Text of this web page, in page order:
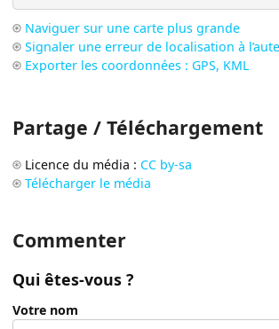
Naviguer sur une carte plus grande
Signaler une erreur de localisation à
Exporter les coordonnées : GPS, KML
Partage / Téléchargement
Licence du média : CC by-sa
Télécharger le média
Commenter
Qui êtes-vous ?
Votre nom